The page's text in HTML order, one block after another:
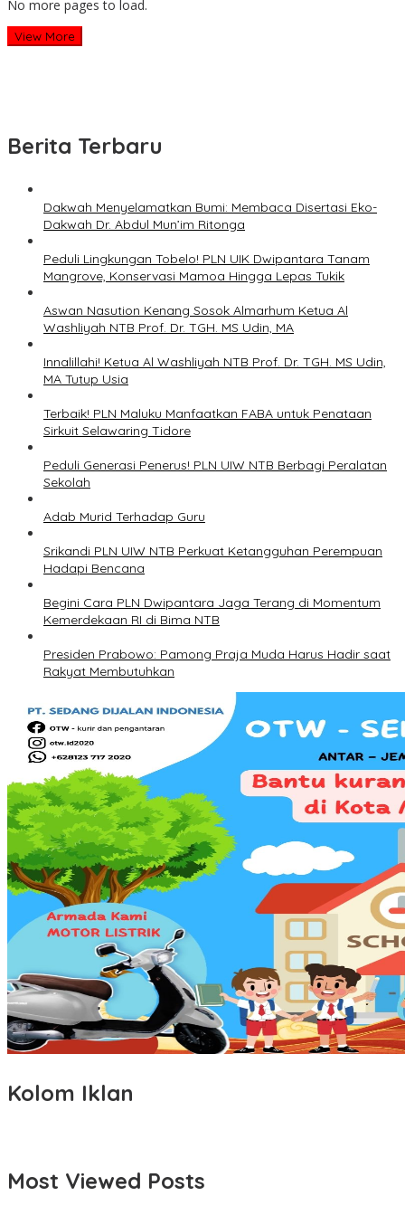
No more pages to load.
View More
Berita Terbaru
Dakwah Menyelamatkan Bumi: Membaca Disertasi Eko-
Dakwah Dr. Abdul Mun’im Ritonga
Peduli Lingkungan Tobelo! PLN UIK Dwipantara Tanam
Mangrove, Konservasi Mamoa Hingga Lepas Tukik
Aswan Nasution Kenang Sosok Almarhum Ketua Al
Washliyah NTB Prof. Dr. TGH. MS Udin, MA
Innalillahi! Ketua Al Washliyah NTB Prof. Dr. TGH. MS Udin,
MA Tutup Usia
Terbaik! PLN Maluku Manfaatkan FABA untuk Penataan
Sirkuit Selawaring Tidore
Peduli Generasi Penerus! PLN UIW NTB Berbagi Peralatan
Sekolah
Adab Murid Terhadap Guru
Srikandi PLN UIW NTB Perkuat Ketangguhan Perempuan
Hadapi Bencana
Begini Cara PLN Dwipantara Jaga Terang di Momentum
Kemerdekaan RI di Bima NTB
Presiden Prabowo: Pamong Praja Muda Harus Hadir saat
Rakyat Membutuhkan
Kolom Iklan
Most Viewed Posts